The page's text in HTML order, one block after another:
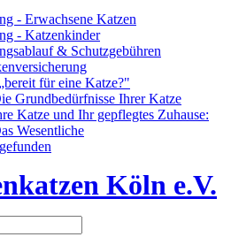
- Erwachsene Katzen
- Katzenkinder
& Schutzgebühren
für eine Katze?"
Grundbedürfnisse Ihrer Katze
Katze und Ihr gepflegtes Zuhause:
Wesentliche
Köln e.V.